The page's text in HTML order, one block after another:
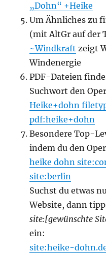
„Dohn“ +Heike
Um Ähnliches zu
(mit AltGr auf der
~Windkraft zeigt
Windenergie
PDF-Dateien
Suchwort den
Heike+dohn
pdf:heike+dohn
Besondere Top-
indem du den
heike dohn
site:berlin
Suchst du etwas
Website, dann
site:[gewünschte
ein:
site:heike-